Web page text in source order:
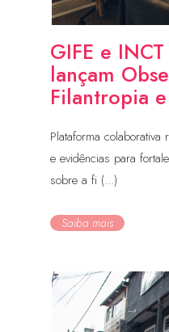
GIFE e
lançam
Filantropia
Plataforma
e evidências para
sobre a fi (...)
Saiba mais